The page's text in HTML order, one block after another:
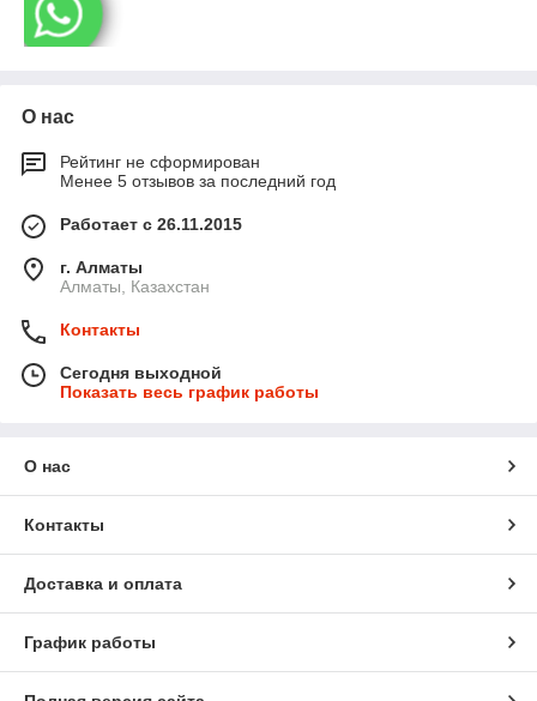
О нас
Рейтинг не сформирован
Менее 5 отзывов за последний год
Работает с 26.11.2015
г. Алматы
Алматы, Казахстан
Контакты
Сегодня выходной
Показать весь график работы
О нас
Контакты
Доставка и оплата
График работы